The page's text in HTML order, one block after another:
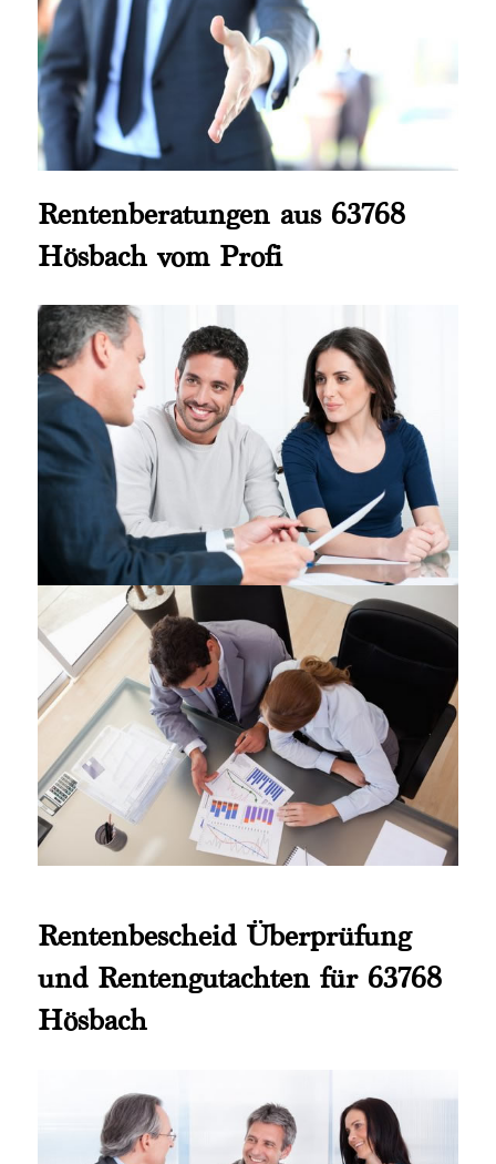
Rentenberatungen aus 63768
Hösbach vom Profi
Rentenbescheid Überprüfung
und Rentengutachten für 63768
Hösbach